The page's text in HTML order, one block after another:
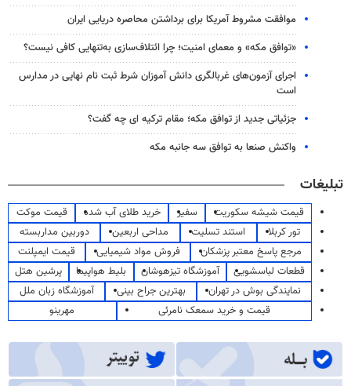
موافقت مشروط آمریکا برای برداشتن محاصره دریایی ایران
«توافق مکه» و معمای امنیت؛ چرا ائتلاف‌سازی به‌تنهایی کافی نیست؟
اجرای آزمون‌های غربالگری دانش آموزان شرط ثبت نام نهایی در مدارس
است
جزئیاتی جدید از توافق مکه؛ مقام ترکیه ای چه گفت؟
واکنش صنعا به توافق سه جانبه مکه
تبلیغات
قیمت شیشه سکوریت سفیر خرید طلای آب شده
قیمت موکت
تور کربلا
استند تسلیت مداحی اربعین
دوربین مداربسته
مرجع پاسخ معتبر پزشکان
فروش مواد شیمیایی
قیمت ایمپلنت
قطعات لباسشویی
آموزشگاه تیزهوشان بلیط هواپیما
پرشین هتل
نمایندگی بوش در تهران
بهترین جراح بینی
آموزشگاه زبان ملل
قیمت و خرید سمعک نامرئی
مهرینو